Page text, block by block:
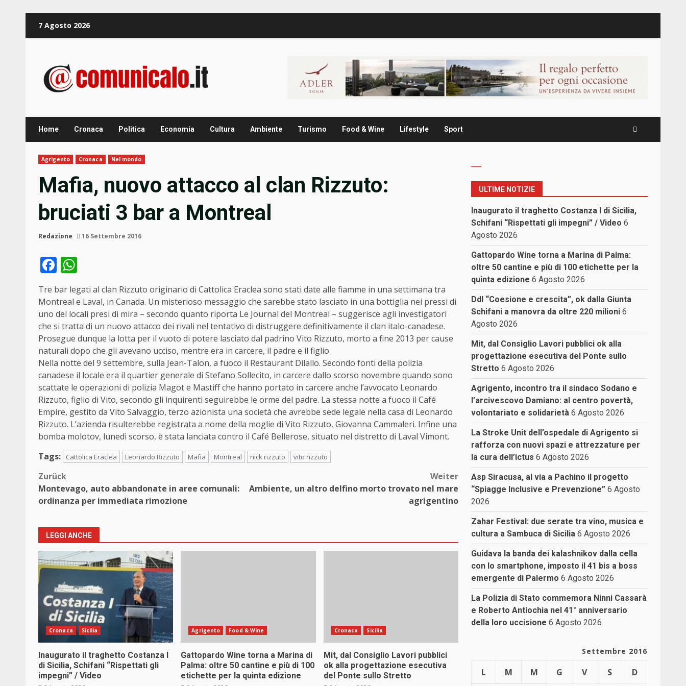
Inhalt7 Agosto 2026
Home Cronaca Politica Economia Cultura Ambiente Turismo Food & Wine Lifestyle Sport
Agrigento Cronaca Nel mondo
Mafia, nuovo attacco al clan Rizzuto:
bruciati 3 bar a Montreal
Redazione 16 Settembre 2016
Facebook
Tre bar legati al clan Rizzuto originario di Cattolica Eraclea sono stati date alle fiamme in una settimana tra
Montreal e Laval, in Canada. Un misterioso messaggio che sarebbe stato lasciato in una bottiglia nei pressi di
uno dei locali presi di mira – secondo quanto riporta Le Journal del Montreal – suggerisce agli investigatori
che si tratta di un nuovo attacco dei rivali nel tentativo di distruggere definitivamente il clan italo-canadese.
Prosegue dunque la lotta per il vuoto di potere lasciato dal padrino Vito Rizzuto, morto a fine 2013 per cause
naturali dopo che gli avevano ucciso, mentre era in carcere, il padre e il figlio.
Nella notte del 9 settembre, sulla Jean-Talon, a fuoco il Restaurant Dilallo. Secondo fonti della polizia
canadese il locale era il quartier generale di Stefano Sollecito, in carcere dallo scorso novembre quando sono
scattate le operazioni di polizia Magot e Mastiff che hanno portato in carcere anche l’avvocato Leonardo
Rizzuto, figlio di Vito, secondo gli inquirenti seguirebbe le orme del padre. La stessa notte a fuoco il Café
Empire, gestito da Vito Salvaggio, terzo azionista una società che avrebbe sede legale nella casa di Leonardo
Rizzuto. L’azienda risulterebbe registrata a nome della moglie di Vito Rizzuto, Giovanna Cammaleri. Infine una
bomba molotov, lunedì scorso, è stata lanciata contro il Café Bellerose, situato nel distretto di Laval Vimont.
Tags:
Cattolica Eraclea Leonardo Rizzuto Mafia Montreal nick rizzuto vito rizzuto
Beitragsnavigation
Zurück
Montevago, auto abbandonate in aree comunali:
ordinanza per immediata rimozione
Weiter
Ambiente, un altro delfino morto trovato nel mare
agrigentino
LEGGI ANCHE
Cronaca Sicilia
Inaugurato il traghetto Costanza I
di Sicilia, Schifani “Rispettati gli
impegni” / Video
Agrigento Food & Wine
Gattopardo Wine torna a Marina di
Palma: oltre 50 cantine e più di 100
etichette per la quinta edizione
Cronaca Sicilia
Mit, dal Consiglio Lavori pubblici
ok alla progettazione esecutiva
del Ponte sullo Stretto
ULTIME NOTIZIE
Inaugurato il traghetto Costanza I di Sicilia,
Schifani “Rispettati gli impegni” / Video 6
Agosto 2026
Gattopardo Wine torna a Marina di Palma:
oltre 50 cantine e più di 100 etichette per la
quinta edizione 6 Agosto 2026
Ddl “Coesione e crescita”, ok dalla Giunta
Schifani a manovra da oltre 220 milioni 6
Agosto 2026
Mit, dal Consiglio Lavori pubblici ok alla
progettazione esecutiva del Ponte sullo
Stretto 6 Agosto 2026
Agrigento, incontro tra il sindaco Sodano e
l’arcivescovo Damiano: al centro povertà,
volontariato e solidarietà 6 Agosto 2026
La Stroke Unit dell’ospedale di Agrigento si
rafforza con nuovi spazi e attrezzature per
la cura dell’ictus 6 Agosto 2026
Asp Siracusa, al via a Pachino il progetto
“Spiagge Inclusive e Prevenzione” 6 Agosto
2026
Zahar Festival: due serate tra vino, musica e
cultura a Sambuca di Sicilia 6 Agosto 2026
Guidava la banda dei kalashnikov dalla cella
con lo smartphone, imposto il 41 bis a boss
emergente di Palermo 6 Agosto 2026
La Polizia di Stato commemora Ninni Cassarà
e Roberto Antiochia nel 41° anniversario
della loro uccisione 6 Agosto 2026
Settembre 2016
L M M G V S
D